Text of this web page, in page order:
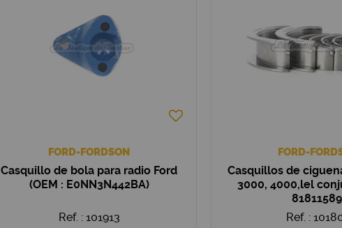
FORD-FORDSON
Casquillo de bola para radio Ford
(OEM : E0NN3N442BA)
Ref. : 101913
FORD-
Casquillos de
3000, 4000,lel
Ref. :